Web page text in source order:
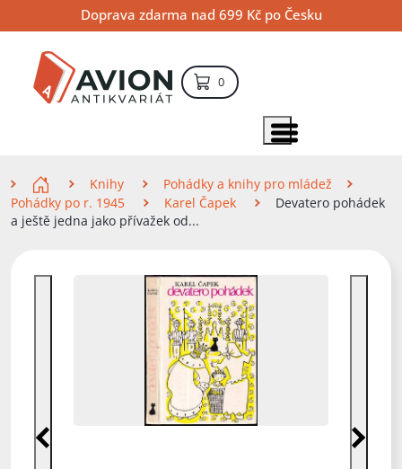
na
obsah
na
navigaci
na
vyhledávání
Doprava zdarma nad 699 Kč po Česku
0položek – košík
Zobrazit položky menu
Knihy
Pohádky a knihy pro mládež
Pohádky po r. 1945
Karel Čapek
Devatero pohádek
a ještě jedna jako přívažek od...
Předchozí Další